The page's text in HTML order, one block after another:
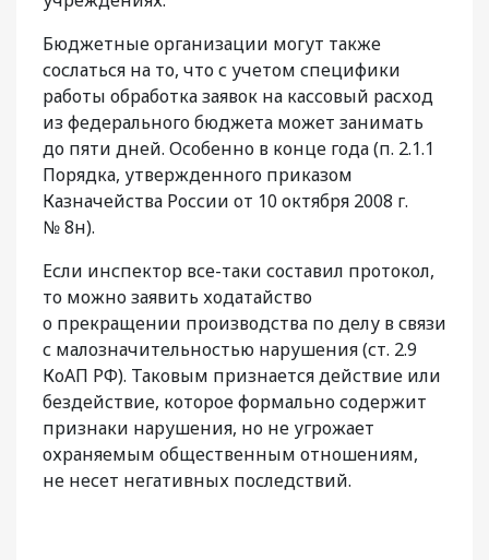
Бюджетные организации могут также
сослаться на то, что с учетом специфики
работы обработка заявок на кассовый расход
из федерального бюджета может занимать
до пяти дней. Особенно в конце года (п. 2.1.1
Порядка, утвержденного приказом
Казначейства России от 10 октября 2008 г.
№ 8н).
Если инспектор все-таки составил протокол,
то можно заявить ходатайство
о прекращении производства по делу в связи
с малозначительностью нарушения (ст. 2.9
КоАП РФ). Таковым признается действие или
бездействие, которое формально содержит
признаки нарушения, но не угрожает
охраняемым общественным отношениям,
не несет негативных последствий.